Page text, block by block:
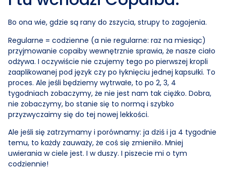
Bo ona wie, gdzie są rany do zszycia, strupy to zagojenia.
Regularne = codzienne (a nie regularne: raz na miesiąc)
przyjmowanie copaiby wewnętrznie sprawia, że nasze ciało
odżywa. I oczywiście nie czujemy tego po pierwszej kropli
zaaplikowanej pod język czy po łyknięciu jednej kapsułki. To
proces. Ale jeśli będziemy wytrwałe, to po 2, 3, 4
tygodniach zobaczymy, że nie jest nam tak ciężko. Dobra,
nie zobaczymy, bo stanie się to normą i szybko
przyzwyczaimy się do tej nowej lekkości.
Ale jeśli się zatrzymamy i porównamy: ja dziś i ja 4 tygodnie
temu, to każdy zauważy, że coś się zmieniło. Mniej
uwierania w ciele jest. I w duszy. I piszecie mi o tym
codziennie!